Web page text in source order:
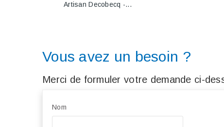
Artisan Decobecq -...
Vous avez un besoin ?
Merci de formuler votre demande ci-
Nom